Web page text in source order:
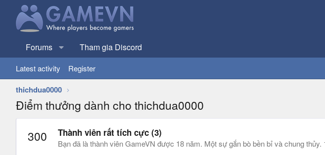
Forums Tham gia Discord
Latest activity Register
thichdua0000
Điểm thưởng dành cho thichdua0000
300
Thành viên rất tích cực (3)
Bạn đã là thành viên GameVN được 18 năm. Một sự gắn bò bền bỉ và chung